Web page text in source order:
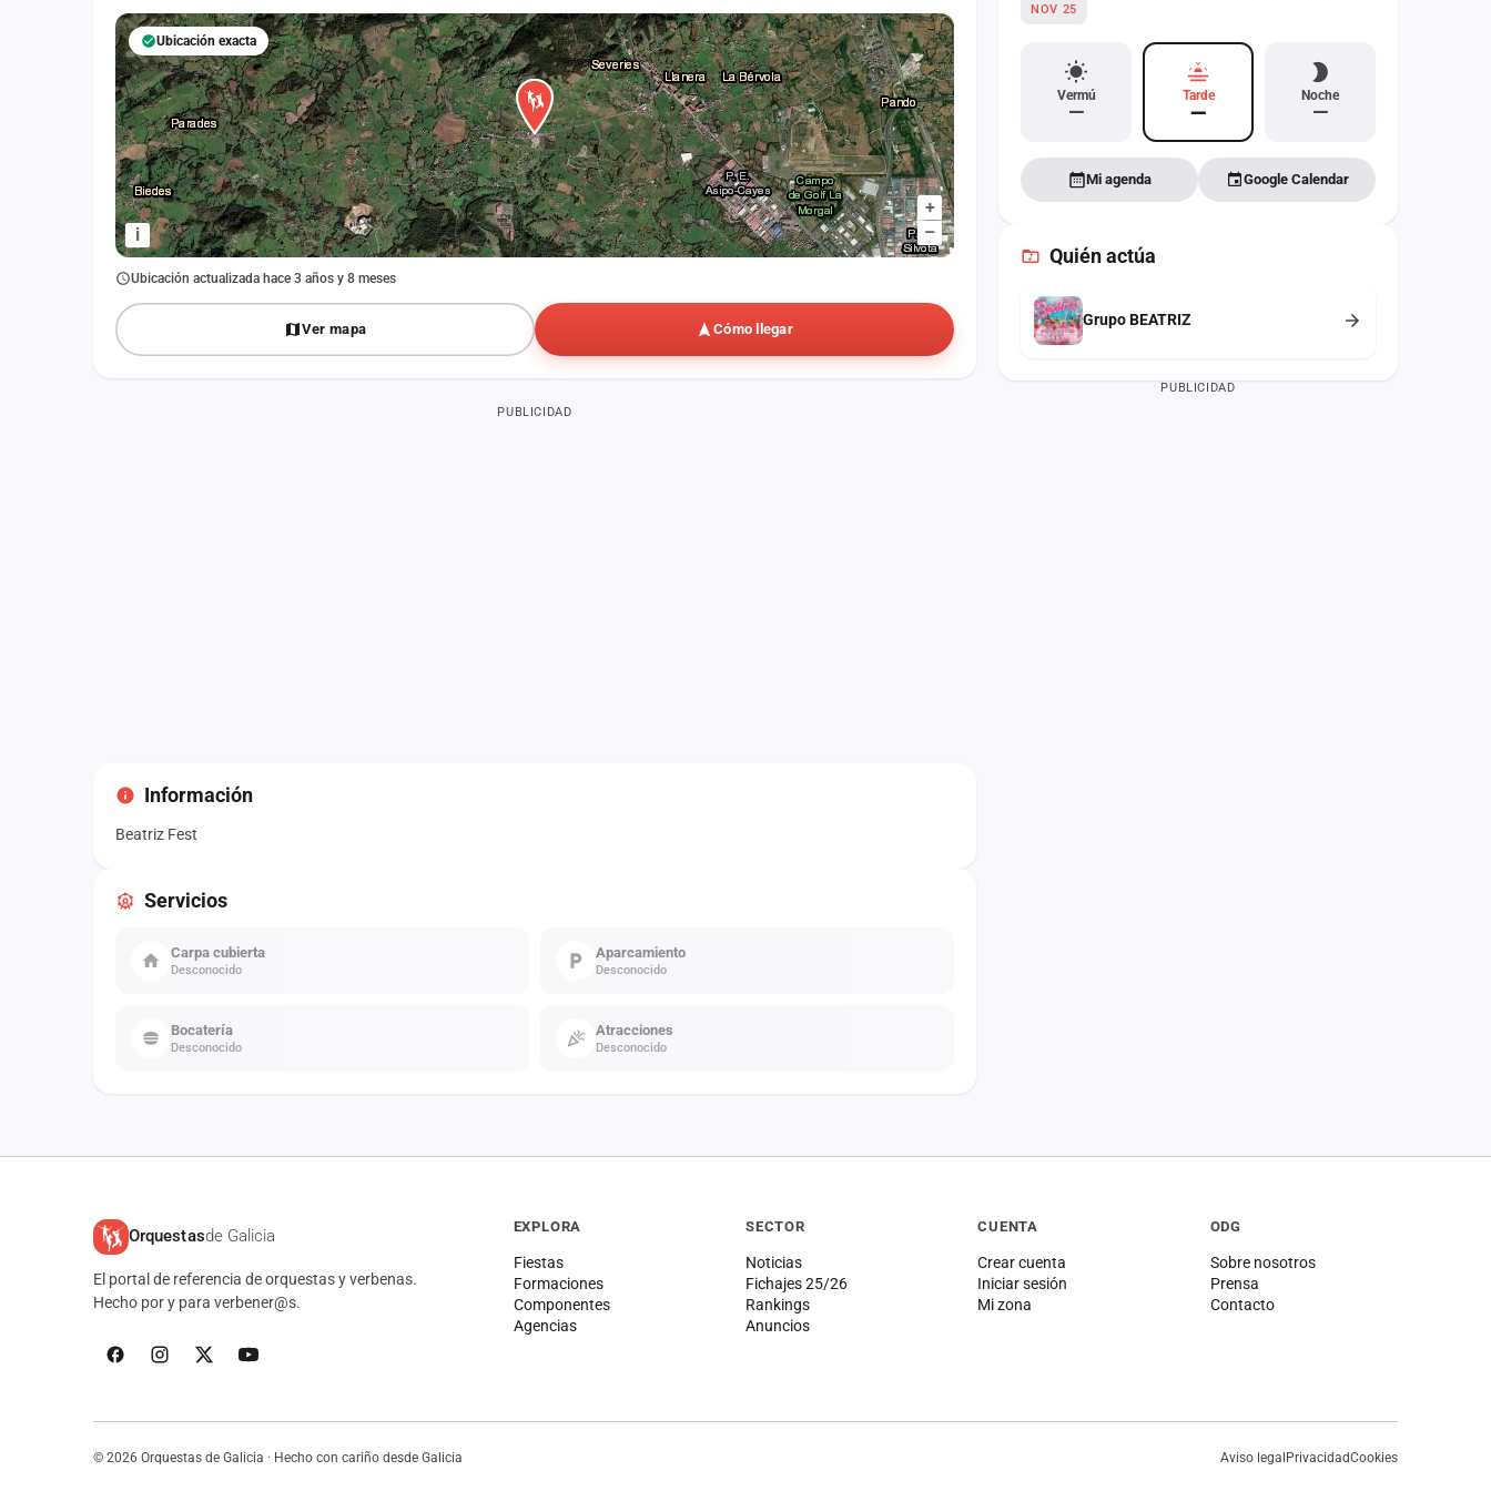
+
–
i
Ubicación exacta
Ubicación actualizada hace 3 años y 8 meses
Ver mapa Cómo llegar
PUBLICIDAD
Información
Beatriz Fest
Servicios
Carpa cubierta
Desconocido
Aparcamiento
Desconocido
Bocatería
Desconocido
Atracciones
Desconocido
NOV 25
Vermú
—
Tarde
—
Noche
—
Mi agenda Google Calendar
Quién actúa
Grupo BEATRIZ
PUBLICIDAD
Orquestasde Galicia
El portal de referencia de orquestas y verbenas.
Hecho por y para verbener@s.
EXPLORA
Fiestas
Formaciones
Componentes
Agencias
SECTOR
Noticias
Fichajes 25/26
Rankings
Anuncios
CUENTA
Crear cuenta
Iniciar sesión
Mi zona
ODG
Sobre nosotros
Prensa
Contacto
© 2026 Orquestas de Galicia · Hecho con cariño desde Galicia Aviso legalPrivacidadCookies
Iniciar sesión
Crear cuenta
Administración